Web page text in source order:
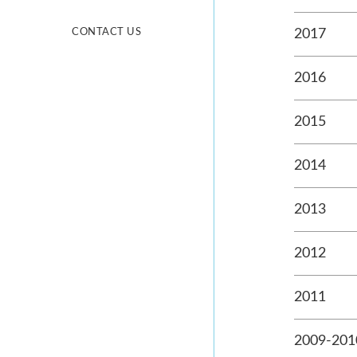
CONTACT US 2017
2016
2015
2014
2013
2012
2011
2009-